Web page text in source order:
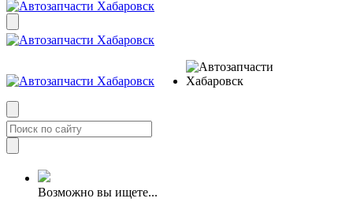
Возможно вы ищете...